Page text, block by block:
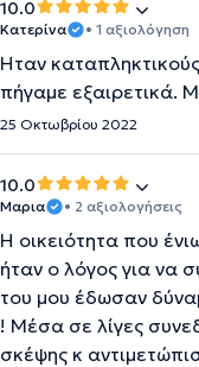
10.0
Κατερίνα • 1 αξιολόγηση
Ήταν
πήγαμε εξαιρετικά.
25 Οκτωβρίου 2022
10.0
Μαρια • 2 αξιολογήσεις
H οικειότητα που
ήταν ο λόγος για να
του μου έδωσαν
! Μέσα σε λίγες
σκέψης κ